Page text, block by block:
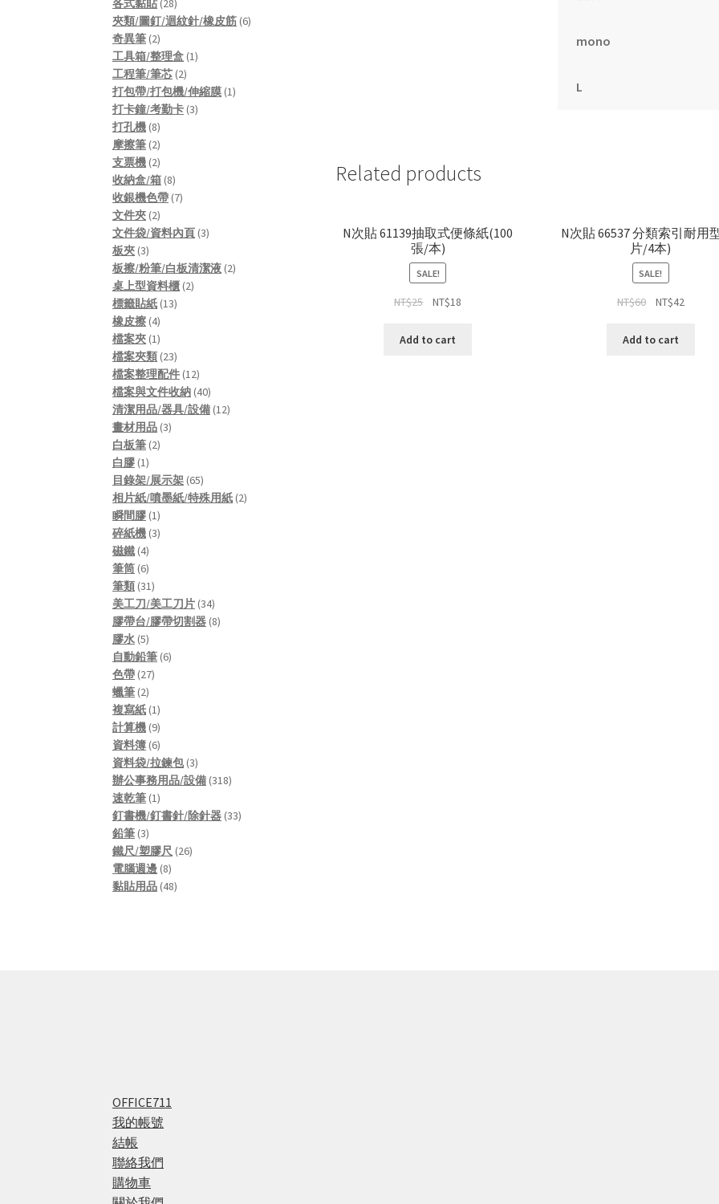
mono
L
Related products
N次貼 61139抽取式便條紙(100
張/本)
SALE!
NT$25 NT$18
Add to cart
N次貼 66537 分類索引耐用
片/4本)
SALE!
NT$60 NT$42
Add to cart
各式黏貼 28
products
夾類/圖釘/迴紋針/橡皮筋 66
奇異筆 22
products
工具箱/整理盒 11
工程筆/筆芯 22
products
打包帶/打包機/伸縮膜 11
打卡鐘/考勤卡 33
打孔機 88
products
摩擦筆 22
products
支票機 22
products
收納盒/箱 88
products
收銀機色帶 77
文件夾 22
products
文件袋/資料內頁 33
板夾 33
products
板擦/粉筆/白板清潔液 22
桌上型資料櫃 22
標籤貼紙 1313
橡皮擦 44
products
檔案夾 11
product
檔案夾類 2323
products
檔案整理配件 1212
products
檔案與文件收納 4040
products
清潔用品/器具/設備 1212
畫材用品 33
白板筆 22
白膠 11
product
目錄架/展示架 6565
products
相片紙/噴墨紙/特殊用紙 22
瞬間膠 11
product
碎紙機 33
磁鐵 44
products
筆筒 66
products
筆類 3131
products
美工刀/美工刀片 3434
products
膠帶台/膠帶切割器 88
膠水 55
products
自動鉛筆 66
色帶 2727
蠟筆 22
products
複寫紙 11
product
計算機 99
products
資料簿 66
products
資料袋/拉鍊包 33
products
辦公事務用品/設備 318318
速乾筆 11
product
釘書機/釘書針/除針器 3333
鉛筆 33
products
鐵尺/塑膠尺 2626
電腦週邊 88
products
黏貼用品 4848
OFFICE711
我的帳號
結帳
聯絡我們
購物車